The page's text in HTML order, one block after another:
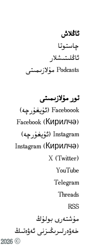
ئاڭلاش
چاستوتا
ئاڭلىتىشلار
Podcasts مۇلازىمىتى
تور مۇلازىمىتى
Faceboook (ئۇيغۇرچە)
Facebook (Кирилчә)
Instagram (ئۇيغۇرچە)
Instagram (Кирилчә)
X (Twitter)
YouTube
Telegram
Threads
RSS
مۇشتەرى بولۇڭ
خەۋەرلىرىڭىزنى ئەۋەتىڭ
© 2026 ئەركىن ئاسىيا رادىيوسى